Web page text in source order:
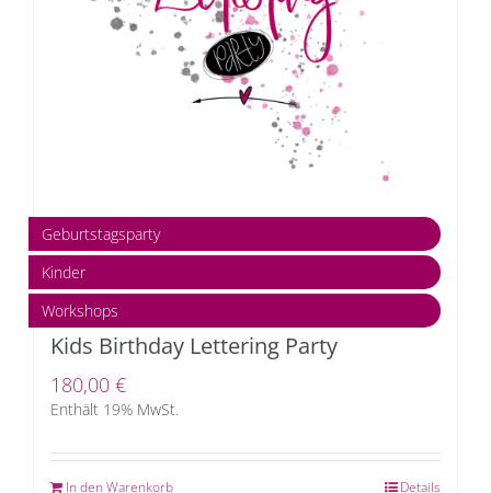
Geburtstagsparty
Kinder
Workshops
Kids Birthday Lettering Party
180,00 €
Enthält 19% MwSt.
In den Warenkorb Details